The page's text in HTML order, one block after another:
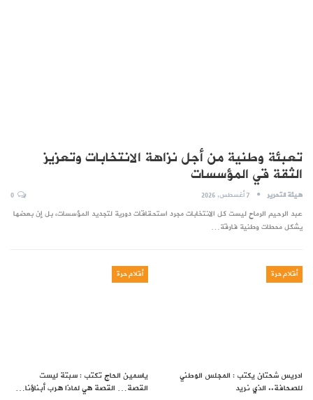
تعبئة وطنية من أجل نزاهة الانتخابات وتعزيز
الثقة قي المؤسسات
هيئة التحرير 7 أغسطس, 2026
عبد الرحيم الرماح ليست كل الانتخابات مجرد استحقاقات دورية لتجديد المؤسسات، بل إن بعضها
يشكل محطات وطنية فارقة…
أقلام حرة
ادريس شحتان يكتب : المجلس الوطني
للصحافة.. الذي نريد
أقلام حرة
ياسمين الحاج تكتب : سبتة ليست
القصة… القصة هي لماذا هرب أبناؤنا…